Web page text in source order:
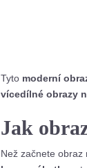
Tyto moderní
vícedílné obrazy
Jak
Než začnete